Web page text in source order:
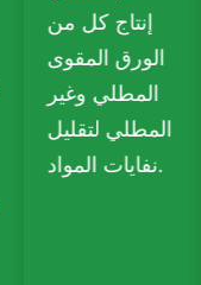
يستخدم ورق
الكرافت
القابل للتحلل
الحيوي على
نطاق واسع